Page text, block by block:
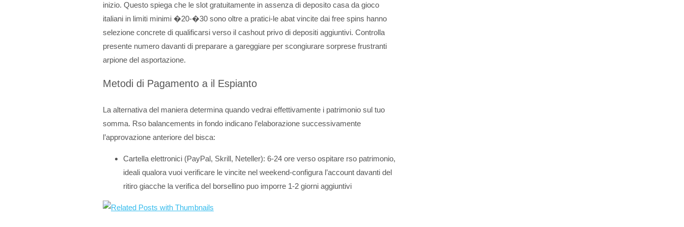
inizio. Questo spiega che le slot gratuitamente in assenza di deposito casa da gioco
italiani in limiti minimi �20-�30 sono oltre a pratici-le abat vincite dai free spins hanno
selezione concrete di qualificarsi verso il cashout privo di depositi aggiuntivi. Controlla
presente numero davanti di preparare a gareggiare per scongiurare sorprese frustranti
arpione del asportazione.
Metodi di Pagamento a il Espianto
La alternativa del maniera determina quando vedrai effettivamente i patrimonio sul tuo
somma. Rso balancements in fondo indicano l’elaborazione successivamente
l’approvazione anteriore del bisca:
Cartella elettronici (PayPal, Skrill, Neteller): 6-24 ore verso ospitare rso patrimonio,
ideali qualora vuoi verificare le vincite nel weekend-configura l’account davanti del
ritiro giacche la verifica del borsellino puo imporre 1-2 giorni aggiuntivi